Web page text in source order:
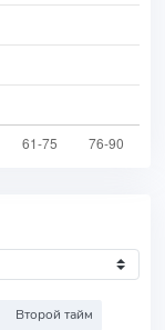
Второй тайм